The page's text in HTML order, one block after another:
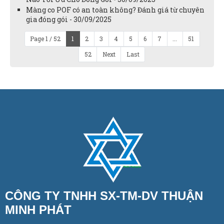
Màng co POF có an toàn không? Đánh giá từ chuyên
gia đóng gói - 30/09/2025
Page 1 / 52 1 2 3 4 5 6 7
51
52
Next Last
CÔNG TY TNHH SX-TM-DV THUẬN
MINH PHÁT